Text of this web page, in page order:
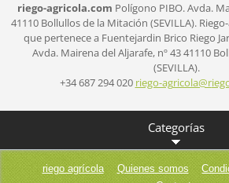
riego-agricola.com Polígono PIBO.Avda.
41110 Bollullos de la Mitación (SEVILLA).
que pertenece a Fuentejardin Brico Riego
Avda. Mairena del Aljarafe, nº 4341110
(SEVILLA).
+34 687 294 020 riego-agricola@r
Categorías
riego agrícola Quienes somos